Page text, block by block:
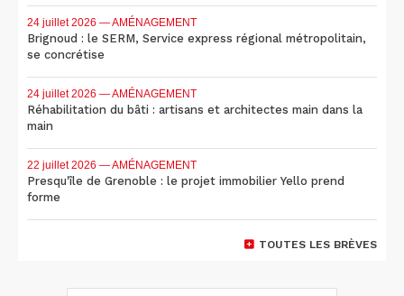
24 juillet 2026 — AMÉNAGEMENT
Brignoud : le SERM, Service express régional métropolitain,
se concrétise
24 juillet 2026 — AMÉNAGEMENT
Réhabilitation du bâti : artisans et architectes main dans la
main
22 juillet 2026 — AMÉNAGEMENT
Presqu'île de Grenoble : le projet immobilier Yello prend
forme
TOUTES LES BRÈVES